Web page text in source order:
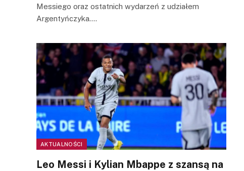
Messiego oraz ostatnich wydarzeń z udziałem
Argentyńczyka.…
AKTUALNOŚCI
Leo Messi i Kylian Mbappe z szansą na